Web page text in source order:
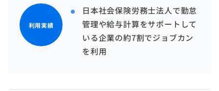
利用実績
日本社会保険労務士法人で勤怠
管理や給与計算をサポートして
いる企業の約7割でジョブカン
を利用